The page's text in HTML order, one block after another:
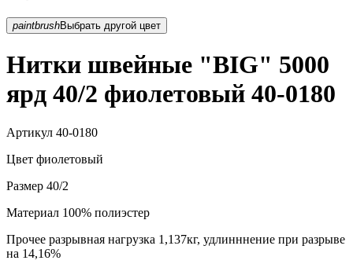
paintbrush Выбрать другой цвет
Нитки швейные "BIG" 5000
ярд 40/2 фиолетовый 40-0180
Артикул 40-0180
Цвет фиолетовый
Размер 40/2
Материал 100% полиэстер
Прочее разрывная нагрузка 1,137кг, удлинннение при разрыве
на 14,16%